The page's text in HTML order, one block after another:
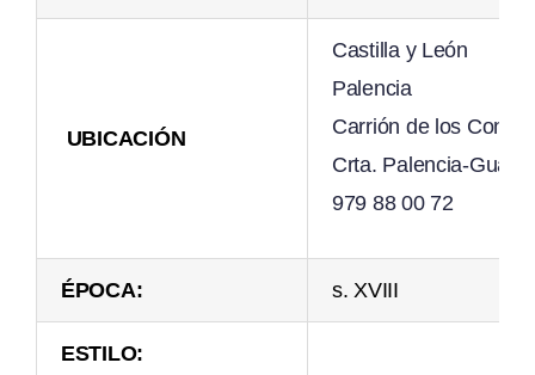
UBICACIÓN
Castilla y León
Palencia
Carrión de los
Crta. Palencia-
979 88 00 72
ÉPOCA: s. XVIII
ESTILO: